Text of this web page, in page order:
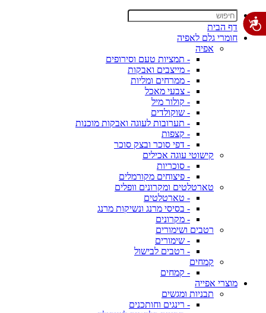
דף הבית
חומרי גלם לאפיה
אפיה
- תמציות טעם וסירופים
- מייצבים ואבקות
- ממרחים ומליות
- צבעי מאכל
- קולור מיל
- שוקולדים
- תערובות לעוגה ואבקות מוכנות
- קצפות
- דפי סוכר ובצק סוכר
קישוטי עוגה אכילים
- סוכריות
- פיצוחים מקורמלים
טארטלטים ומקרונים וופלים
- טארטלטים
- בסיסי מרנג ונשיקות מרנג
- מקרונים
רטבים ושימורים
- שימורים
- רטבים לבישול
קמחים
- קמחים
מוצרי אפייה
תבניות ומגשים
- רינגים וחותכנים